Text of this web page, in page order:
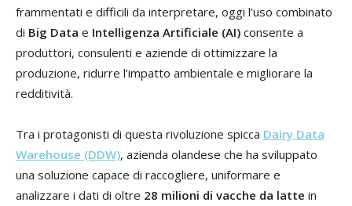
frammentati e difficili da interpretare, oggi l’uso combinato
di Big Data e Intelligenza Artificiale (AI) consente a
produttori, consulenti e aziende di ottimizzare la
produzione, ridurre l’impatto ambientale e migliorare la
redditività.
Tra i protagonisti di questa rivoluzione spicca Dairy Data
Warehouse (DDW), azienda olandese che ha sviluppato
una soluzione capace di raccogliere, uniformare e
analizzare i dati di oltre 28 milioni di vacche da latte in